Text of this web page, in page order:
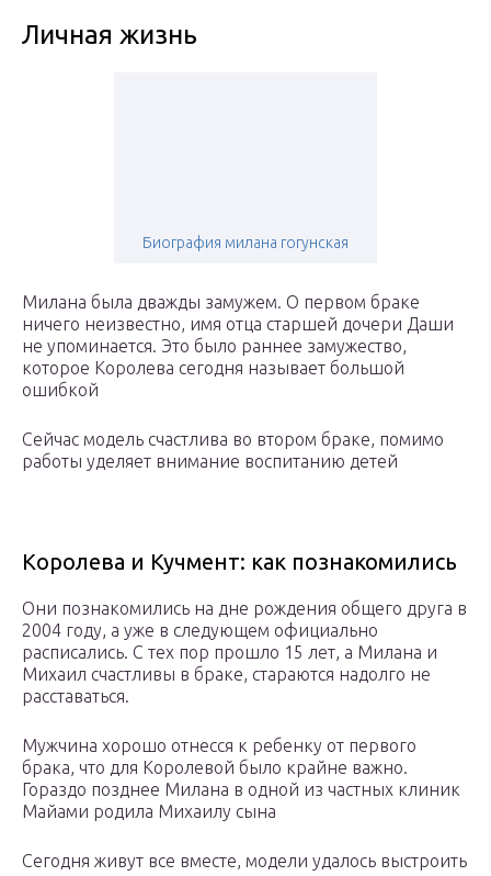
Личная жизнь
Биография милана гогунская
Милана была дважды замужем. О первом браке
ничего неизвестно, имя отца старшей дочери Даши
не упоминается. Это было раннее замужество,
которое Королева сегодня называет большой
ошибкой
Сейчас модель счастлива во втором браке, помимо
работы уделяет внимание воспитанию детей
Королева и Кучмент: как познакомились
Они познакомились на дне рождения общего друга в
2004 году, а уже в следующем официально
расписались. С тех пор прошло 15 лет, а Милана и
Михаил счастливы в браке, стараются надолго не
расставаться.
Мужчина хорошо отнесся к ребенку от первого
брака, что для Королевой было крайне важно.
Гораздо позднее Милана в одной из частных клиник
Майами родила Михаилу сына
Сегодня живут все вместе, модели удалось выстроить